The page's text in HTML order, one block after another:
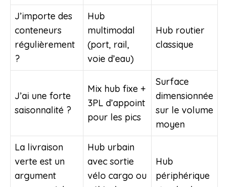
J’importe des
conteneurs
régulièrement
?
Hub
multimodal
(port, rail,
voie d’eau)
Hub routier
classique
J’ai une forte
saisonnalité ?
Mix hub fixe +
3PL d’appoint
pour les pics
Surface
dimensionnée
sur le volume
moyen
La livraison
verte est un
argument
Hub urbain
avec sortie
vélo cargo ou
Hub
périphérique